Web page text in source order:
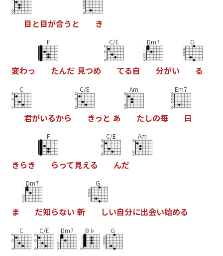
目 と目が合う と き
変わっ
F
たんだ 見つめ
C/E
てる自
Dm7
分がい
G
る
C
君がいるから
C/E
きっ と あ
Am
たしの毎
Em7
日
きらき
F
らって見える
C/E
んだ
Am
ま
Dm7
だ知らない 新
G
しい自分に出会い始める
C C/E Dm7 B♭ G